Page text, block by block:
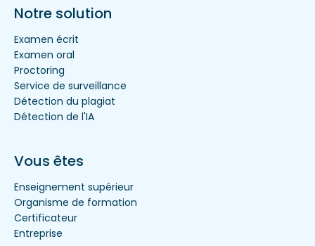
Notre solution
Examen écrit
Examen oral
Proctoring
Service de surveillance
Détection du plagiat
Détection de l'IA
Vous êtes
Enseignement supérieur
Organisme de formation
Certificateur
Entreprise